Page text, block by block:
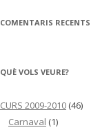
COMENTARIS RECENTS
QUÈ VOLS VEURE?
CURS 2009-2010 (46)
Carnaval (1)